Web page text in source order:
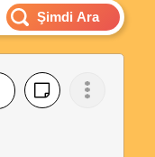
Şimdi Ara